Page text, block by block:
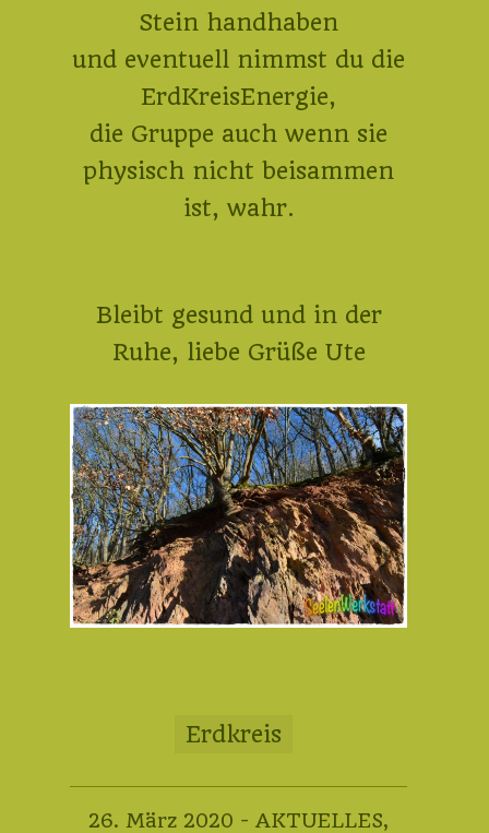
Stein handhaben
und eventuell nimmst du die
ErdKreisEnergie,
die Gruppe auch wenn sie
physisch nicht beisammen
ist, wahr.
Bleibt gesund und in der
Ruhe, liebe Grüße Ute
Erdkreis
26. März 2020 15.
- AKTUELLES,